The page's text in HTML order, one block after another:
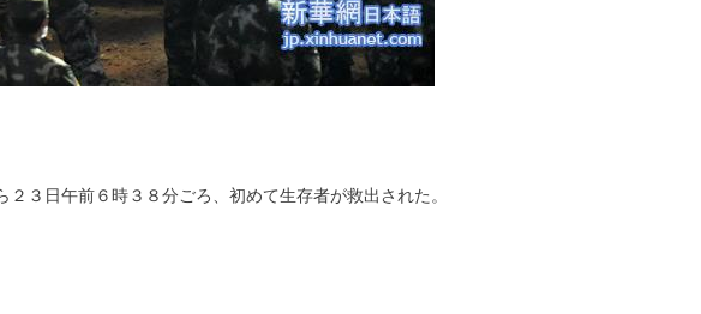
３日午前６時３８分ごろ、初めて生存者が救出された。